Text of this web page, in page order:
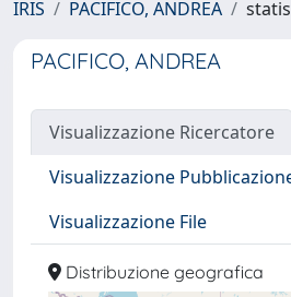
IRIS PACIFICO, ANDREA
PACIFICO, ANDREA
Visualizzazione Ricercatore
Visualizzazione
Visualizzazione File
Distribuzione geografica